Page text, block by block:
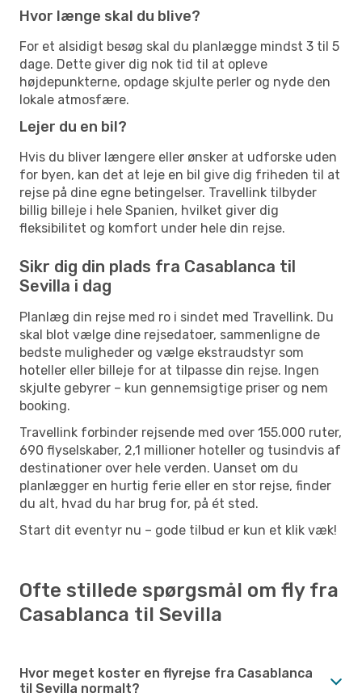
Hvor længe skal du blive?
For et alsidigt besøg skal du planlægge mindst 3 til 5
dage. Dette giver dig nok tid til at opleve
højdepunkterne, opdage skjulte perler og nyde den
lokale atmosfære.
Lejer du en bil?
Hvis du bliver længere eller ønsker at udforske uden
for byen, kan det at leje en bil give dig friheden til at
rejse på dine egne betingelser. Travellink tilbyder
billig billeje i hele Spanien, hvilket giver dig
fleksibilitet og komfort under hele din rejse.
Sikr dig din plads fra Casablanca til
Sevilla i dag
Planlæg din rejse med ro i sindet med Travellink. Du
skal blot vælge dine rejsedatoer, sammenligne de
bedste muligheder og vælge ekstraudstyr som
hoteller eller billeje for at tilpasse din rejse. Ingen
skjulte gebyrer – kun gennemsigtige priser og nem
booking.
Travellink forbinder rejsende med over 155.000 ruter,
690 flyselskaber, 2,1 millioner hoteller og tusindvis af
destinationer over hele verden. Uanset om du
planlægger en hurtig ferie eller en stor rejse, finder
du alt, hvad du har brug for, på ét sted.
Start dit eventyr nu – gode tilbud er kun et klik væk!
Ofte stillede spørgsmål om fly fra
Casablanca til Sevilla
Hvor meget koster en flyrejse fra Casablanca
til Sevilla normalt?